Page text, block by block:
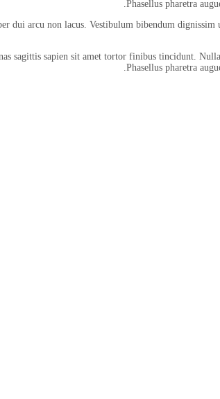
Phasellus pharetra
dui arcu non lacus. Vestibulum bibendum
sagittis sapien sit amet tortor finibus tincidunt.
Phasellus pharetra